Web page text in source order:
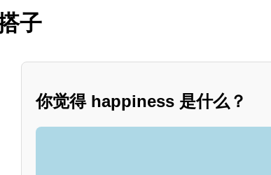
子
你觉得 happiness 是什么？